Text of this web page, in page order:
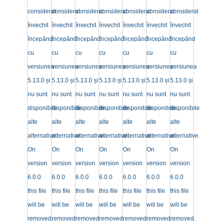
considerat
învechit
începând
cu
versiunea
5.13.0 și
nu sunt
disponibile
alte
alternative.
On
version
6.0.0
this file
will be
removed.
considerat
învechit
începând
cu
versiunea
5.13.0 și
nu sunt
disponibile
alte
alternative.
On
version
6.0.0
this file
will be
removed.
considerat
învechit
începând
cu
versiunea
5.13.0 și
nu sunt
disponibile
alte
alternative.
On
version
6.0.0
this file
will be
removed.
considerat
învechit
începând
cu
versiunea
5.13.0 și
nu sunt
disponibile
alte
alternative.
On
version
6.0.0
this file
will be
removed.
considerat
învechit
începând
cu
versiunea
5.13.0 și
nu sunt
disponibile
alte
alternative.
On
version
6.0.0
this file
will be
removed.
considerat
învechit
începând
cu
versiunea
5.13.0 și
nu sunt
disponibile
alte
alternative.
On
version
6.0.0
this file
will be
removed.
considerat
învechit
începând
cu
versiunea
5.13.0 și
nu sunt
disponibile
alte
alternative.
On
version
6.0.0
this file
will be
removed.